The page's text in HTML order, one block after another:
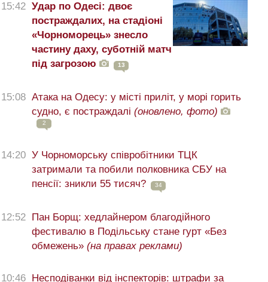
15:42 Удар по Одесі: двоє
постраждалих, на стадіоні
«Чорноморець» знесло
частину даху, суботній матч
під загрозою
13
15:08 Атака на Одесу: у місті приліт, у морі горить
судно, є постраждалі (оновлено, фото)
2
14:20 У Чорноморську співробітники ТЦК
затримали та побили полковника СБУ на
пенсії: зникли 55 тисяч?
34
12:52
Пан Борщ: хедлайнером благодійного
фестивалю в Подільську стане гурт «Без
обмежень» (на правах реклами)
10:46
Несподіванки від інспекторів: штрафи за